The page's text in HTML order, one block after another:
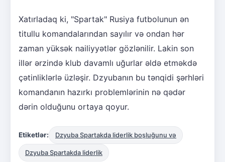
Xatırladaq ki, "Spartak" Rusiya futbolunun ən
titullu komandalarından sayılır və ondan hər
zaman yüksək nailiyyətlər gözlənilir. Lakin son
illər ərzində klub davamlı uğurlar əldə etməkdə
çətinliklərlə üzləşir. Dzyubanın bu tənqidi şərhləri
komandanın hazırkı problemlərinin nə qədər
dərin olduğunu ortaya qoyur.
Etiketlər: Dzyuba Spartakda liderlik boşluğunu və
Dzyuba Spartakda liderlik